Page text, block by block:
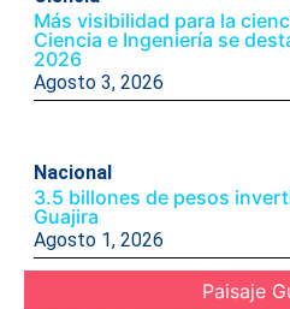
Más visibilidad para la
Ciencia e Ingeniería se
2026
Agosto 3, 2026
Nacional
3.5 billones de pesos
Guajira
Agosto 1, 2026
Paisaje